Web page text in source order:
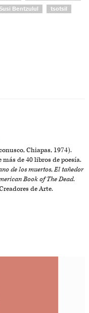
Susi Bentzulul tsotsil
Chiapas, 1974).
de 40 libros de poesía.
de los muertos,El tañedor
Book of The Dead.
de Arte.